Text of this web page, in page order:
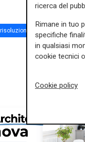
risoluzione contratto
ricerca del
Rimane in tuo
specifiche
in qualsiasi
cookie tecnici
Cookie policy